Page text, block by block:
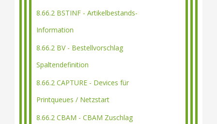
8.66.2 BSTINF - Artikelbestands-
Information
8.66.2 BV - Bestellvorschlag
Spaltendefinition
8.66.2 CAPTURE - Devices für
Printqueues / Netzstart
8.66.2 CBAM - CBAM Zuschlag